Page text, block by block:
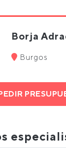
Borja
Burgos